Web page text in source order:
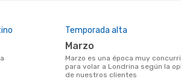
Temporada alta
marzo
marzo es una época muy concurrida
para volar a Londrina según la
de nuestros clientes